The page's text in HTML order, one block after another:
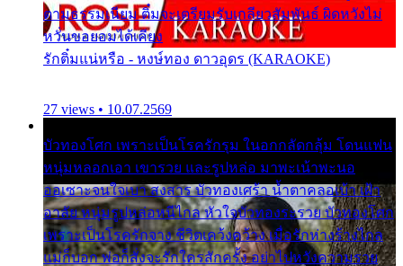
ตามธรรมเนียม ติ๋มจะเตรียมรับเกลียวสัมพันธ์ ผิดหวังไม่
หวั่นขอยอมได้เคียง
รักติ๋มแน่หรือ - หงษ์ทอง ดาวอุดร (KARAOKE)
27 views • 10.07.2569
บัวทองโศก เพราะเป็นโรครักรุม ในอกกลัดกลุ้ม โดนแฟน
หนุ่มหลอกเอา เขารวย และรูปหล่อ มาพะเน้าพะนอ
ออเซาะจนใจเบา สงสาร บัวทองเศร้า น้ำตาคลอเบ้า เฝ้า
อาลัย หนุ่มรูปหล่อหนีไกล หัวใจบัวทองระรวย บัวทองโศก
เพราะเป็นโรครักจาง ชีวิตเคว้งคว้าง เมื่อรักห่างร้างไกล
แม่ก็บอก พ่อก็สั่งจะรักใครสักครั้ง อย่าไปหวังความรวย